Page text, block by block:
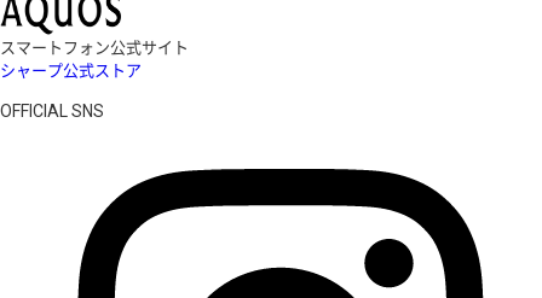
スマートフォン公式サイト
シャープ公式ストア
OFFICIAL SNS